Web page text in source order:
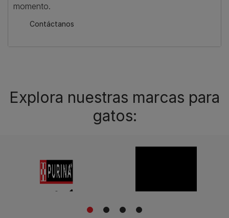
momento.
Contáctanos
Explora nuestras marcas para
gatos:
1 2 3 4